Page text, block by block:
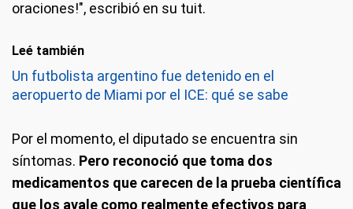
oraciones!", escribió en su tuit.
Leé también
Un futbolista argentino fue detenido en el
aeropuerto de Miami por el ICE: qué se sabe
Por el momento, el diputado se encuentra sin
síntomas. Pero reconoció que toma dos
medicamentos que carecen de la prueba científica
que los avale como realmente efectivos para